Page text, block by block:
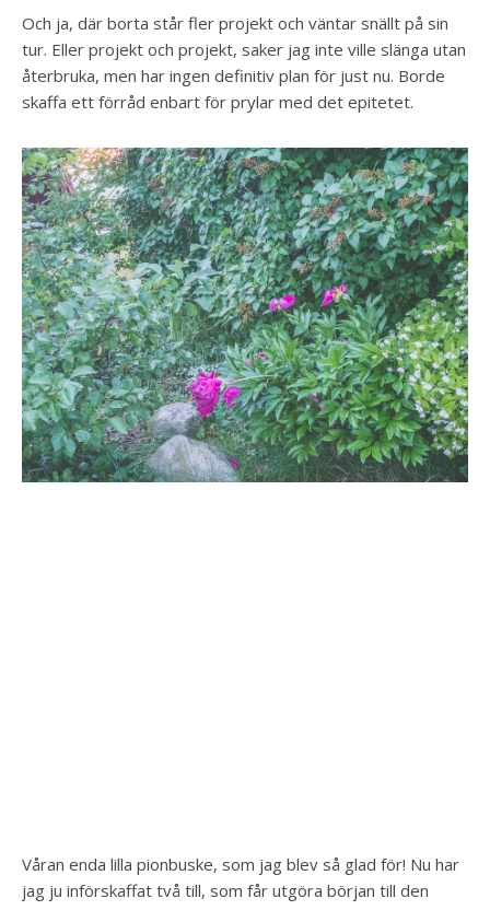
Och ja, där borta står fler projekt och väntar snällt på sin
tur. Eller projekt och projekt, saker jag inte ville slänga utan
återbruka, men har ingen definitiv plan för just nu. Borde
skaffa ett förråd enbart för prylar med det epitetet.
Våran enda lilla pionbuske, som jag blev så glad för! Nu har
jag ju införskaffat två till, som får utgöra början till den